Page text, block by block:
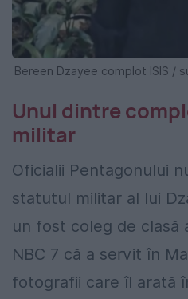
Bereen Dzayee complot ISIS /
Unul dintre
militar
Oficialii Pentagonului
statutul militar al lui
un fost coleg de clasă
NBC 7 că a servit în
fotografii care îl arată